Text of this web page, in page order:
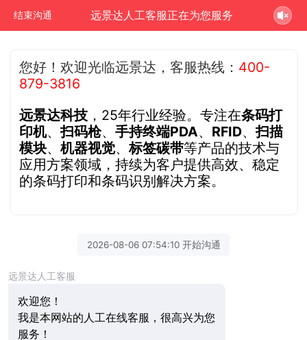
结束沟通 远景达人工客服正在为您服务
您好！欢迎光临远景达，客服热线： 400-
879-3816
远景达科技 ，25年行业经验。专注在条码打
印机、扫码枪、手持终端PDA、 RFID、扫描
模块、机器视觉、标签碳带等产品的技术与
应用方案领域，持续为客户提供高效、稳定
的条码打印和条码识别解决方案。
2026-08-06 07:54:10 开始沟通
远景达人工客服
欢迎您！
我是本网站的人工在线客服，很高兴为您
服务！